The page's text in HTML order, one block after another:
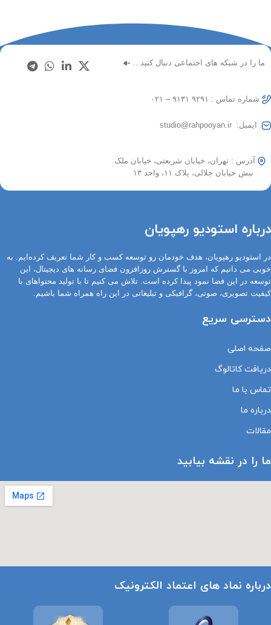
ما را در شبکه های اجتماعی دنبال کنید…
شماره تماس : ۹۲۹۱ ۹۱۳۱ – ۰۲۱
ایمیل: studio@rahpooyan.ir
آدرس : تهران، خیابان شریعتی، خیابان ملک
نبش خیابان جلالی، پلاک ۱۱، واحد ۱۳
درباره استودیو رهپویان
در استودیو رهپویان، هدف خودمان رو توسعه کسب و کار شما تعریف کرده‌ایم. به
خوبی می دانیم که امروز با گسترش روزافزون فضای رسانه های دیجیتال، این
توسعه در این فضا نمود پیدا کرده است. تلاش می کنیم تا با تولید محتواهای با
کیفیت تصویری، صوتی، گرافیکی و تبلیغاتی در این راه همراه شما باشیم.
دسترسی سریع
صفحه اصلی
دریافت کاتالوگ
تماس با ما
درباره ما
مقالات
ما را در نقشه بیابید
درباره نماد های اعتماد الکترونیک